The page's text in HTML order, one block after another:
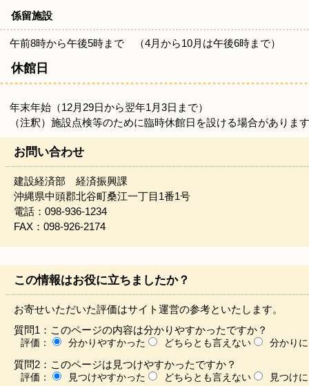
係留施設
午前8時から午後5時まで （4月から10月は午後6時まで）
休館日
年末年始（12月29日から翌年1月3日まで）
（注釈）施設点検等のために臨時休館日を設ける場合がありま
お問い合わせ
建設経済部 経済振興課
沖縄県中頭郡北谷町桑江一丁目1番1号
電話：098-936-1234
FAX：098-926-2174
この情報はお役に立ちましたか？
お寄せいただいた評価はサイト運営の参考といたします。
質問1：このページの内容は分かりやすかったですか？
評価： 分かりやすかった どちらとも言えない 分かり
質問2：このページは見つけやすかったですか？
評価： 見つけやすかった どちらとも言えない 見つけ